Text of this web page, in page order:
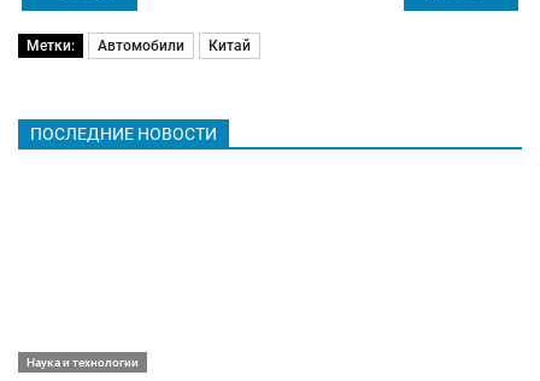
Метки: Автомобили Китай
ПОСЛЕДНИЕ НОВОСТИ
Наука и технологии